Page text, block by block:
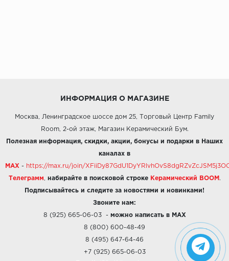
ИНФОРМАЦИЯ О МАГАЗИНЕ
Москва, Ленинградское шоссе дом 25, Торговый Центр Family
Room, 2-ой этаж, Магазин Керамический Бум.
Полезная информация, скидки, акции, бонусы и подарки в Наших
каналах в
MAX - https://max.ru/join/
Телеграмм набирайте в поисковой строке Керамический BOOM .
Подписывайтесь и следите за новостями и новинками!
Звоните нам:
8 (925) 665-06-03- можно написать в MAX
8 (800) 600-48-49
8 (495) 647-64-46
+7 (925) 665-06-03